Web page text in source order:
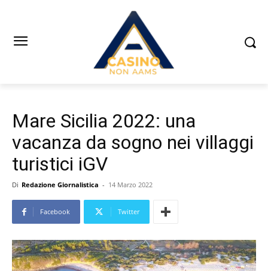
Mare Sicilia 2022: una
vacanza da sogno nei villaggi
turistici iGV
Di Redazione Giornalistica - 14 Marzo 2022
Facebook Twitter